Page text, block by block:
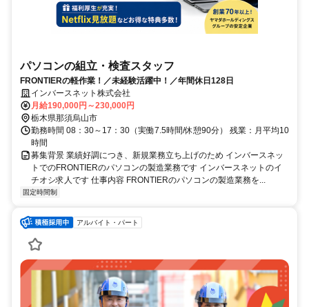
パソコンの組立・検査スタッフ
FRONTIERの軽作業！／未経験活躍中！／年間休日128日
インバースネット株式会社
月給190,000円～230,000円
栃木県那須烏山市
勤務時間 08：30～17：30（実働7.5時間/休憩90分） 残業：月平均10
時間
募集背景 業績好調につき、新規業務立ち上げのため インバースネッ
トでのFRONTIERのパソコンの製造業務です インバースネットのイ
チオシ求人です 仕事内容 FRONTIERのパソコンの製造業務を...
固定時間制
アルバイト・パート